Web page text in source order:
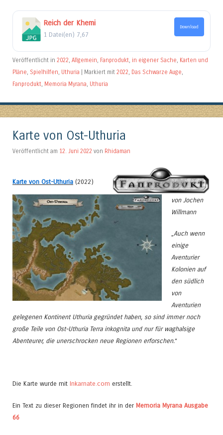
Reich der Khemi
1 Datei(en) 7,67
Download
Veröffentlicht in 2022, Allgemein, Fanprodukt, in eigener Sache, Karten und
Pläne, Spielhilfen, Uthuria Markiert mit 2022, Das Schwarze Auge,
Fanprodukt, Memoria Myrana, Uthuria
Karte von Ost-Uthuria
Veröffentlicht am 12. Juni 2022 von Rhidaman
Karte von Ost-Uthuria (2022)
von Jochen
Willmann
„Auch wenn
einige
Aventurier
Kolonien auf
den südlich
von
Aventurien
gelegenen Kontinent Uthuria gegründet haben, so sind immer noch
große Teile von Ost-Uthuria Terra inkognita und nur für waghalsige
Abenteurer, die unerschrocken neue Regionen erforschen.“
Die Karte wurde mit Inkarnate.com erstellt.
Ein Text zu dieser Regionen findet ihr in der Memoria Myrana Ausgabe
66